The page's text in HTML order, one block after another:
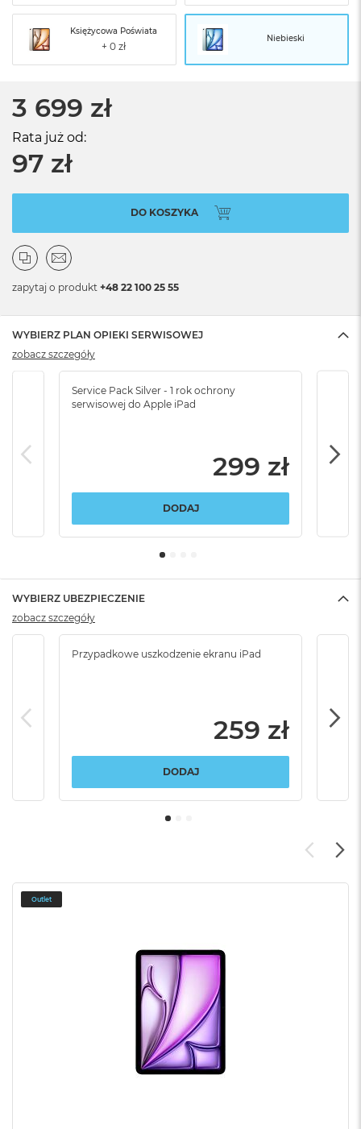
Księżycowa Poświata
Niebieski
3 699 zł
Rata już od:
97 zł
DO KOSZYKA
zapytaj o produkt +48 22 100 25 55
WYBIERZ PLAN OPIEKI SERWISOWEJ
Service Pack Silver - 1 rok ochrony
serwisowej do Apple iPad
299 zł
DODAJ
zobacz szczegóły
WYBIERZ UBEZPIECZENIE
Przypadkowe uszkodzenie ekranu iPad
259 zł
DODAJ
zobacz szczegóły
Outlet